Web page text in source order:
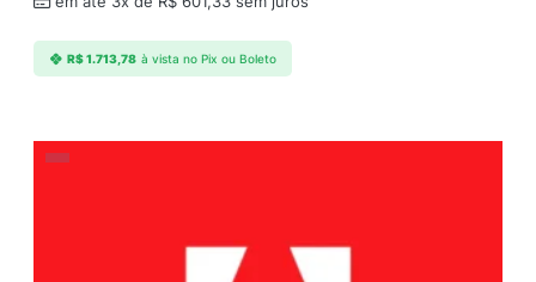
R$1.713,78 à vista no Pix ou Boleto